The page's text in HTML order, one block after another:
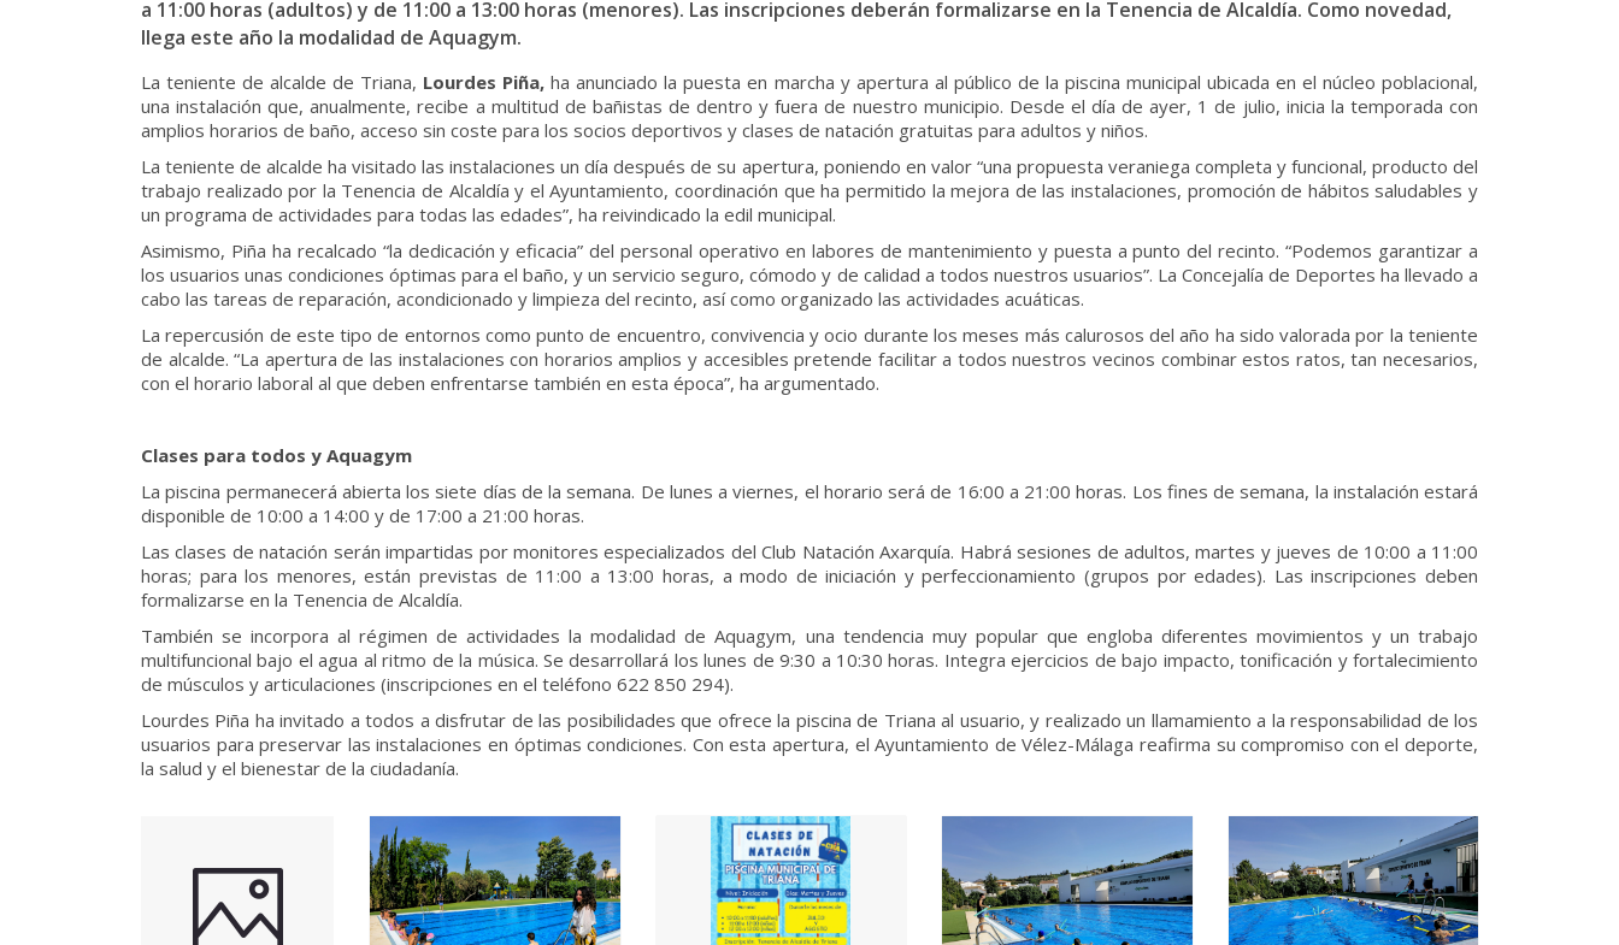
a 11:00 horas (adultos) y de 11:00 a 13:00 horas (menores). Las inscripciones deberán formalizarse en la Tenencia de Alcaldía. Como novedad,
llega este año la modalidad de Aquagym.
La teniente de alcalde de Triana, Lourdes Piña, ha anunciado la puesta en marcha y apertura al público de la piscina municipal ubicada en el núcleo poblacional,
una instalación que, anualmente, recibe a multitud de bañistas de dentro y fuera de nuestro municipio. Desde el día de ayer, 1 de julio, inicia la temporada con
amplios horarios de baño, acceso sin coste para los socios deportivos y clases de natación gratuitas para adultos y niños.
La teniente de alcalde ha visitado las instalaciones un día después de su apertura, poniendo en valor “una propuesta veraniega completa y funcional, producto del
trabajo realizado por la Tenencia de Alcaldía y el Ayuntamiento, coordinación que ha permitido la mejora de las instalaciones, promoción de hábitos saludables y
un programa de actividades para todas las edades”, ha reivindicado la edil municipal.
Asimismo, Piña ha recalcado “la dedicación y eficacia” del personal operativo en labores de mantenimiento y puesta a punto del recinto. “Podemos garantizar a
los usuarios unas condiciones óptimas para el baño, y un servicio seguro, cómodo y de calidad a todos nuestros usuarios”. La Concejalía de Deportes ha llevado a
cabo las tareas de reparación, acondicionado y limpieza del recinto, así como organizado las actividades acuáticas.
La repercusión de este tipo de entornos como punto de encuentro, convivencia y ocio durante los meses más calurosos del año ha sido valorada por la teniente
de alcalde. “La apertura de las instalaciones con horarios amplios y accesibles pretende facilitar a todos nuestros vecinos combinar estos ratos, tan necesarios,
con el horario laboral al que deben enfrentarse también en esta época”, ha argumentado.
Clases para todos y Aquagym
La piscina permanecerá abierta los siete días de la semana. De lunes a viernes, el horario será de 16:00 a 21:00 horas. Los fines de semana, la instalación estará
disponible de 10:00 a 14:00 y de 17:00 a 21:00 horas.
Las clases de natación serán impartidas por monitores especializados del Club Natación Axarquía. Habrá sesiones de adultos, martes y jueves de 10:00 a 11:00
horas; para los menores, están previstas de 11:00 a 13:00 horas, a modo de iniciación y perfeccionamiento (grupos por edades). Las inscripciones deben
formalizarse en la Tenencia de Alcaldía.
También se incorpora al régimen de actividades la modalidad de Aquagym, una tendencia muy popular que engloba diferentes movimientos y un trabajo
multifuncional bajo el agua al ritmo de la música. Se desarrollará los lunes de 9:30 a 10:30 horas. Integra ejercicios de bajo impacto, tonificación y fortalecimiento
de músculos y articulaciones (inscripciones en el teléfono 622 850 294).
Lourdes Piña ha invitado a todos a disfrutar de las posibilidades que ofrece la piscina de Triana al usuario, y realizado un llamamiento a la responsabilidad de los
usuarios para preservar las instalaciones en óptimas condiciones. Con esta apertura, el Ayuntamiento de Vélez-Málaga reafirma su compromiso con el deporte,
la salud y el bienestar de la ciudadanía.